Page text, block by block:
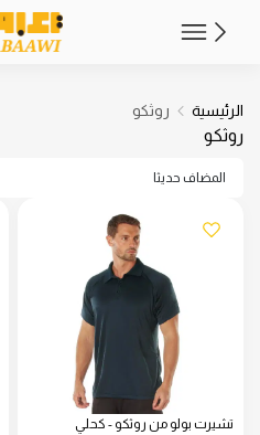
الرئيسية روثكو
روثكو
المضاف حديثا
تشيرت بولو من روثكو - كحلي